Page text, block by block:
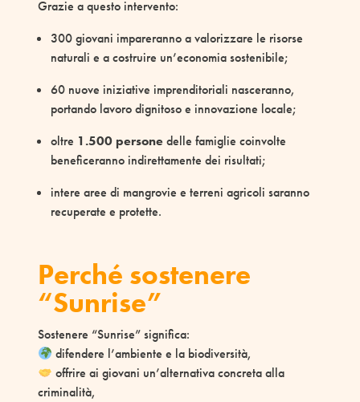
Grazie a questo intervento:
300 giovani impareranno a valorizzare le risorse
naturali e a costruire un’economia sostenibile;
60 nuove iniziative imprenditoriali nasceranno,
portando lavoro dignitoso e innovazione locale;
oltre 1.500 personedelle famiglie coinvolte
beneficeranno indirettamente dei risultati;
intere aree di mangrovie e terreni agricoli saranno
recuperate e protette.
Perché sostenere
“Sunrise”
Sostenere “Sunrise” significa:
difendere l’ambiente e la biodiversità,
offrire ai giovani un’alternativa concreta alla
criminalità,